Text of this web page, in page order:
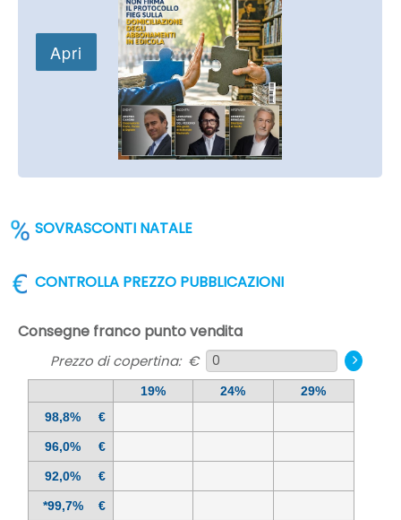
SOVRASCONTI NATALE
CONTROLLA PREZZO PUBBLICAZIONI
Consegne franco punto vendita
Prezzo di copertina: €
19% 24%
29%
98,8%
€
96,0% €
92,0% €
*99,7% €